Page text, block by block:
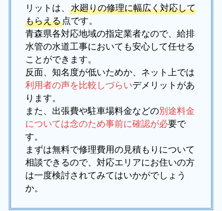
リットは、 水廻りの修理に幅広く対応して
もらえる点です。
青森県各対応地域の指定業者なので、給排
水管の水道工事においても安心して任せる
ことができます。
反面、知名度が低いためか、ネット上では
利用者の声を比較しづらいデメリットがあ
ります。
また、出張費や駐車場料金などの別途料金
については念のため事前に確認が必要で
す。
まずは無料で修理費用の見積もりについて
相談できるので、対応エリアにお住いの方
は一度検討されてみてはいかがでしょう
か。